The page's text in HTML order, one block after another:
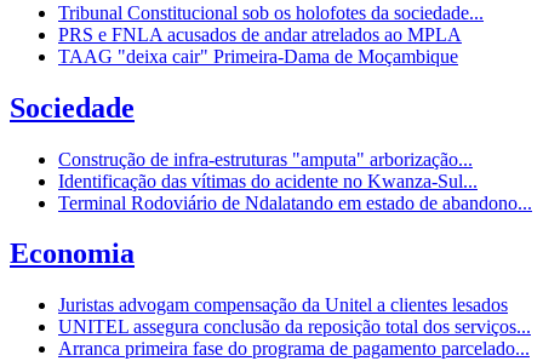
Tribunal Constitucional sob os holofotes da sociedade...
PRS e FNLA acusados de andar atrelados ao MPLA
TAAG "deixa cair" Primeira-Dama de Moçambique
Sociedade
Construção de infra-estruturas "amputa" arborização...
Identificação das vítimas do acidente no Kwanza-Sul...
Terminal Rodoviário de Ndalatando em estado de abandono...
Economia
Juristas advogam compensação da Unitel a clientes lesados
UNITEL assegura conclusão da reposição total dos serviços...
Arranca primeira fase do programa de pagamento parcelado...